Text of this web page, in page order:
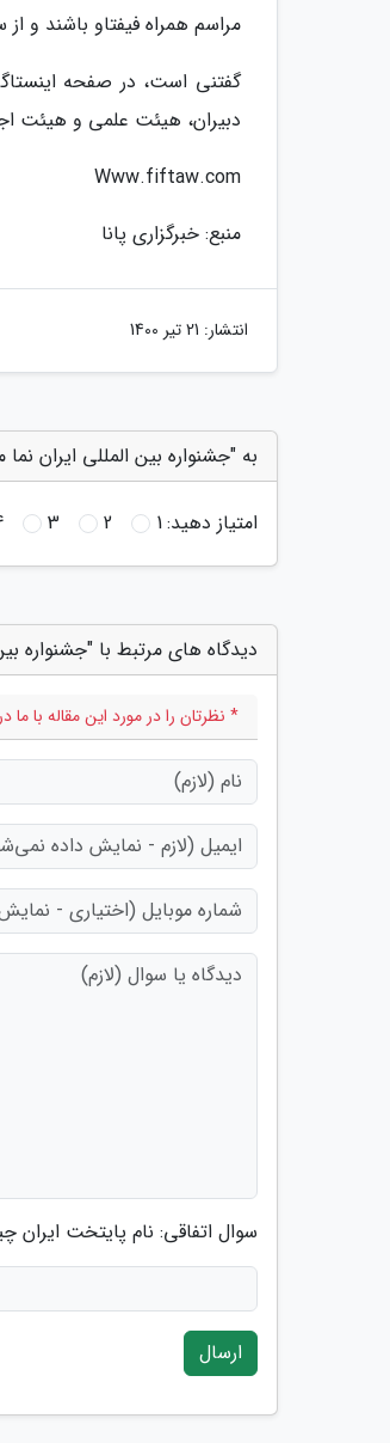
مراسم همراه فیفتاو باشند و
دبیران، هیئت علمی و هیئت
Www.fiftaw.com
منبع: خبرگزاری پانا
انتشار: 21 تیر 1400
به "جشنواره بین المللی ایران
امتیاز دهید:1
2
3
دیدگاه های مرتبط با "جشنواره
* نظرتان را در مورد این مقاله با ما
سوال اتفاقی: نام پایتخت
ارسال